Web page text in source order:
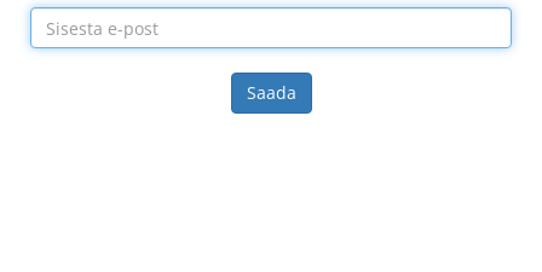
Saada